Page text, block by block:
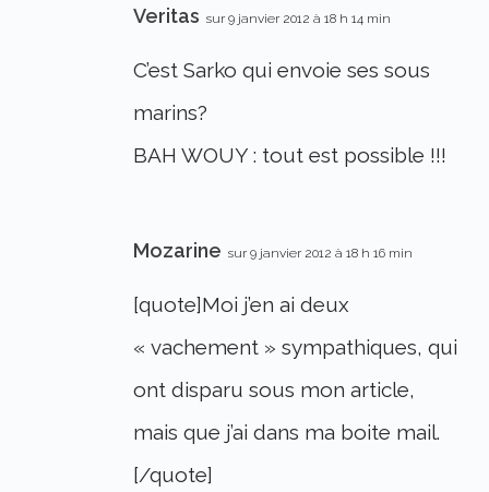
Veritas sur 9 janvier 2012 à 18 h 14 min
C’est Sarko qui envoie ses sous
marins?
BAH WOUY : tout est possible !!!
Mozarine sur 9 janvier 2012 à 18 h 16 min
[quote]Moi j’en ai deux
« vachement » sympathiques, qui
ont disparu sous mon article,
mais que j’ai dans ma boite mail.
[/quote]